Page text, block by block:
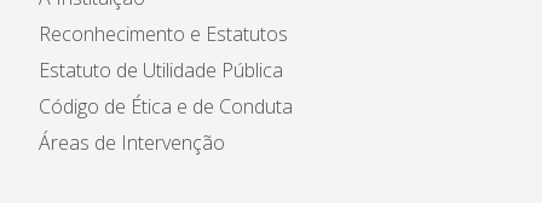
Reconhecimento e Estatutos
Estatuto de Utilidade Pública
Código de Ética e de Conduta
Áreas de Intervenção